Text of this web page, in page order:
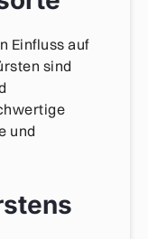
Einfluss auf
sind
und